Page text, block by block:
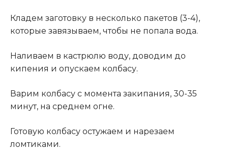
Кладем заготовку в несколько пакетов (3-4),
которые завязываем, чтобы не попала вода.
Наливаем в кастрюлю воду, доводим до
кипения и опускаем колбасу.
Варим колбасу с момента закипания, 30-35
минут, на среднем огне.
Готовую колбасу остужаем и нарезаем
ломтиками.